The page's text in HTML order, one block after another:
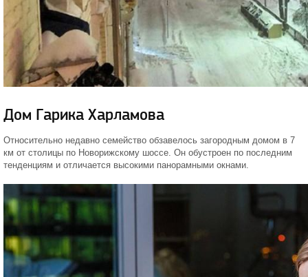
Дом Гарика Харламова
Относительно недавно семейство обзавелось загородным домом в 7
км от столицы по Новорижскому шоссе. Он обустроен по последним
тенденциям и отличается высокими панорамными окнами.